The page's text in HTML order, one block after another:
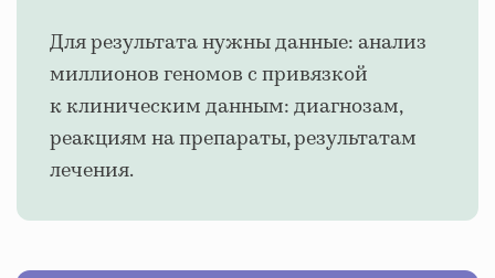
Для результата нужны данные: анализ
миллионов геномов с привязкой
к клиническим данным: диагнозам,
реакциям на препараты, результатам
лечения.